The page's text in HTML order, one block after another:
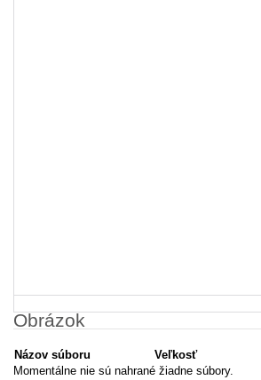
Obrázok
Názov súboru
Veľkosť
Momentálne nie sú nahrané žiadne súbory.